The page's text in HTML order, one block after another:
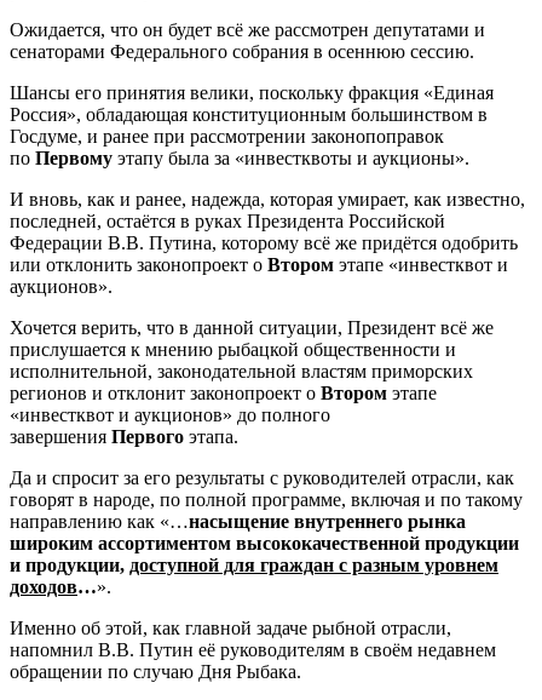
Ожидается, что он будет всё же рассмотрен депутатами и
сенаторами Федерального собрания в осеннюю сессию.
Шансы его принятия велики, поскольку фракция «Единая
Россия», обладающая конституционным большинством в
Госдуме, и ранее при рассмотрении законопоправок
по Первому этапу была за «инвестквоты и аукционы».
И вновь, как и ранее, надежда, которая умирает, как известно,
последней, остаётся в руках Президента Российской
Федерации В.В. Путина, которому всё же придётся одобрить
или отклонить законопроект о Втором этапе «инвестквот и
аукционов».
Хочется верить, что в данной ситуации, Президент всё же
прислушается к мнению рыбацкой общественности и
исполнительной, законодательной властям приморских
регионов и отклонит законопроект о Втором этапе
«инвестквот и аукционов» до полного
завершения Первого этапа.
Да и спросит за его результаты с руководителей отрасли, как
говорят в народе, по полной программе, включая и по такому
направлению как «…насыщение внутреннего рынка
широким ассортиментом высококачественной продукции
и продукции, доступной для граждан с разным уровнем
доходов…».
Именно об этой, как главной задаче рыбной отрасли,
напомнил В.В. Путин её руководителям в своём недавнем
обращении по случаю Дня Рыбака.